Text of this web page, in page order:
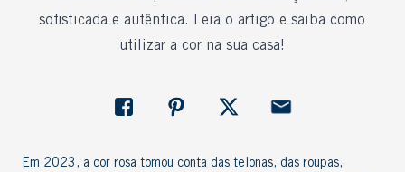
sofisticada e autêntica. Leia o artigo e saiba como
utilizar a cor na sua casa!
Em 2023, a cor rosa tomou conta das telonas, das roupas,